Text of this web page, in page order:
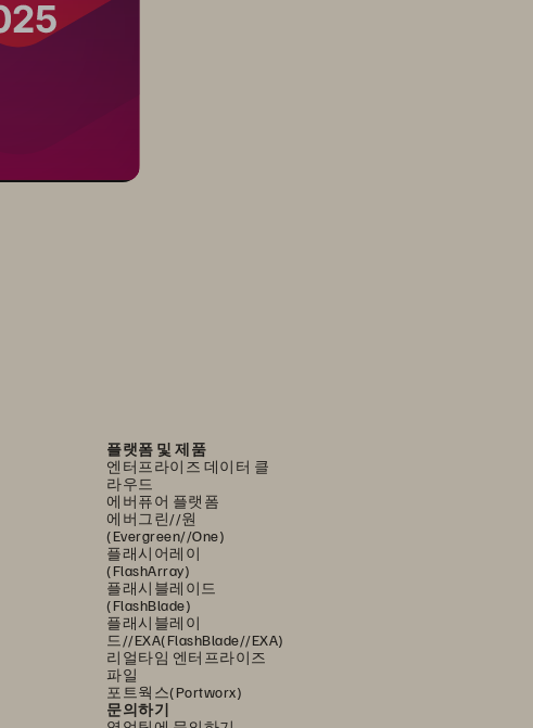
플랫폼 및 제품
엔터프라이즈 데이터 클
라우드
에버퓨어 플랫폼
에버그린//원
(Evergreen//One)
플래시어레이
(FlashArray)
플래시블레이드
(FlashBlade)
플래시블레이
드//EXA(FlashBlade//EXA)
리얼타임 엔터프라이즈
파일
포트웍스(Portworx)
문의하기